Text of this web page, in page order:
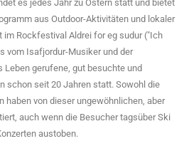
es jedes Jahr zu Ostern statt und bietet
aus Outdoor-Aktivitäten und lokaler
im Rockfestival Aldrei for eg sudur ("Ich
vom Isafjordur-Musiker und der
Leben gerufene, gut besuchte und
schon seit 20 Jahren statt. Sowohl die
haben von dieser ungewöhnlichen, aber
auch wenn die Besucher tagsüber Ski
austoben.